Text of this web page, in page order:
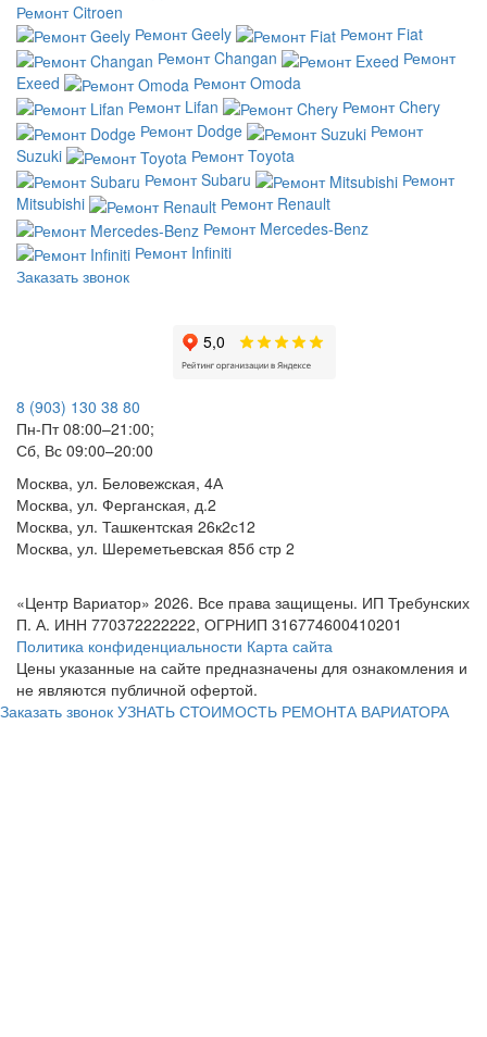
Ремонт Citroen
Ремонт Geely
Ремонт Fiat
Ремонт Changan
Ремонт
Exeed
Ремонт Omoda
Ремонт Lifan
Ремонт Chery
Ремонт Dodge
Ремонт
Suzuki
Ремонт Toyota
Ремонт Subaru
Ремонт
Mitsubishi
Ремонт Renault
Ремонт Mercedes-Benz
Ремонт Infiniti
Заказать звонок
8 (903) 130 38 80
Пн-Пт 08:00–21:00;
Сб, Вс 09:00–20:00
Москва, ул. Беловежская, 4А
Москва, ул. Ферганская, д.2
Москва, ул. Ташкентская 26к2с12
Москва, ул. Шереметьевская 85б стр 2
«Центр Вариатор» 2026. Все права защищены. ИП Требунских
П. А. ИНН 770372222222, ОГРНИП 316774600410201
Политика конфиденциальности Карта сайта
Цены указанные на сайте предназначены для ознакомления и
не являются публичной офертой.
Заказать звонок УЗНАТЬ СТОИМОСТЬ РЕМОНТА ВАРИАТОРА